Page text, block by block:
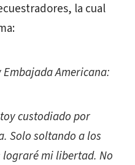
la cual
Americana:
custodiado por
Solo soltando a los
mi libertad. No